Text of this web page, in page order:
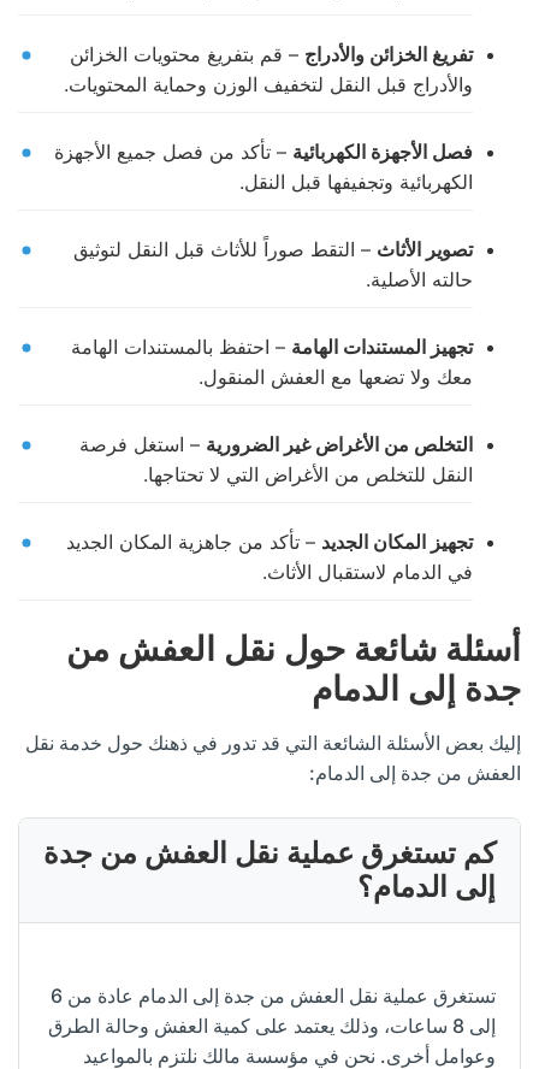
تفريغ الخزائن والأدراج – قم بتفريغ محتويات الخزائن
والأدراج قبل النقل لتخفيف الوزن وحماية المحتويات.
فصل الأجهزة الكهربائية – تأكد من فصل جميع الأجهزة
الكهربائية وتجفيفها قبل النقل.
تصوير الأثاث – التقط صوراً للأثاث قبل النقل لتوثيق
حالته الأصلية.
تجهيز المستندات الهامة – احتفظ بالمستندات الهامة
معك ولا تضعها مع العفش المنقول.
التخلص من الأغراض غير الضرورية – استغل فرصة
النقل للتخلص من الأغراض التي لا تحتاجها.
تجهيز المكان الجديد – تأكد من جاهزية المكان الجديد
في الدمام لاستقبال الأثاث.
أسئلة شائعة حول نقل العفش من
جدة إلى الدمام
إليك بعض الأسئلة الشائعة التي قد تدور في ذهنك حول خدمة نقل
العفش من جدة إلى الدمام:
كم تستغرق عملية نقل العفش من جدة
إلى الدمام؟
تستغرق عملية نقل العفش من جدة إلى الدمام عادة من 6
إلى 8 ساعات، وذلك يعتمد على كمية العفش وحالة الطرق
وعوامل أخرى. نحن في مؤسسة مالك نلتزم بالمواعيد